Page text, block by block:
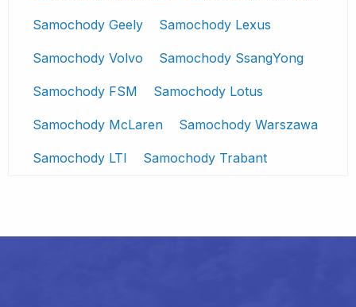
Samochody Geely Samochody Lexus
Samochody Volvo Samochody SsangYong
Samochody FSM Samochody Lotus
Samochody McLaren Samochody Warszawa
Samochody LTI Samochody Trabant